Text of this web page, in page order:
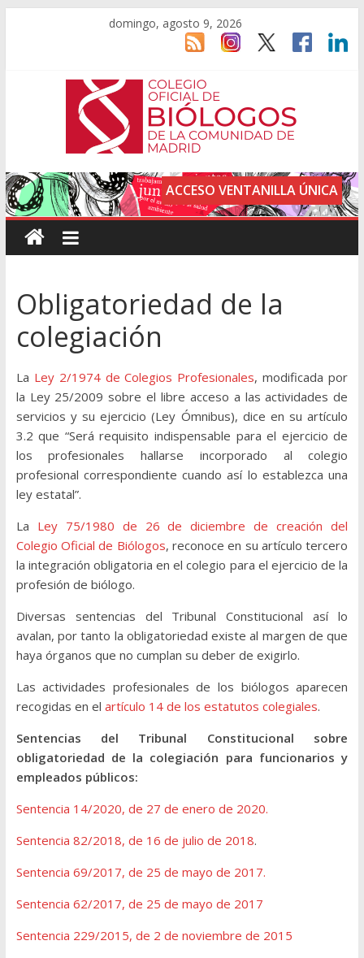
domingo, agosto 9, 2026
ACCESO VENTANILLA ÚNICA
Obligatoriedad de la
colegiación
La Ley 2/1974 de Colegios Profesionales, modificada por
la Ley 25/2009 sobre el libre acceso a las actividades de
servicios y su ejercicio (Ley Ómnibus), dice en su artículo
3.2 que “Será requisito indispensable para el ejercicio de
los profesionales hallarse incorporado al colegio
profesional correspondiente cuando así lo establezca una
ley estatal”.
La Ley 75/1980 de 26 de diciembre de creación del
Colegio Oficial de Biólogos, reconoce en su artículo tercero
la integración obligatoria en el colegio para el ejercicio de la
profesión de biólogo.
Diversas sentencias del Tribunal Constitucional así lo
avalan, por tanto la obligatoriedad existe al margen de que
haya órganos que no cumplan su deber de exigirlo.
Las actividades profesionales de los biólogos aparecen
recogidas en el artículo 14 de los estatutos colegiales.
Sentencias del Tribunal Constitucional sobre
obligatoriedad de la colegiación para funcionarios y
empleados públicos:
Sentencia 14/2020, de 27 de enero de 2020.
Sentencia 82/2018, de 16 de julio de 2018.
Sentencia 69/2017, de 25 de mayo de 2017.
Sentencia 62/2017, de 25 de mayo de 2017
Sentencia 229/2015, de 2 de noviembre de 2015